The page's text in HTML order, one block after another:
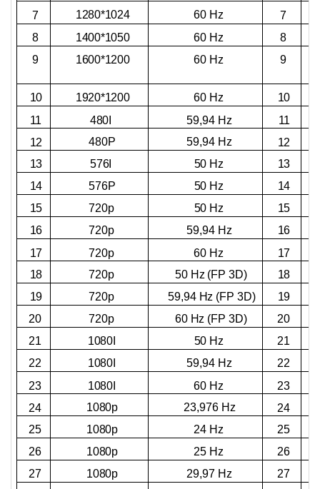
7
1280*1024 60 Hz
7
8
1400*1050 60 Hz
8
9
1600*1200 60 Hz 9
10 1920*1200 60 Hz
10
11
480I 59,94 Hz
11
12
480P 59,94 Hz
12
13
576I 50 Hz
13
14
576P 50 Hz
14
15
720p 50 Hz
15
16
720p 59,94 Hz
16
17
720p 60 Hz
17
18
720p 50 Hz (FP 3D)
18
19
720p 59,94 Hz (FP 3D)
19
20
720p 60 Hz (FP 3D)
20
21
1080I 50 Hz
21
22
1080I 59,94 Hz
22
23
1080I 60 Hz
23
24
1080p 23,976 Hz
24
25
1080p 24 Hz
25
26
1080p 25 Hz
26
27
1080p 29,97 Hz
27